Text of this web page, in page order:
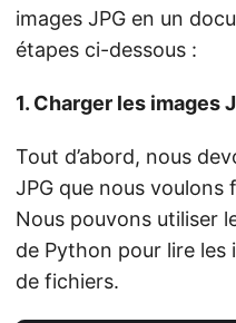
images JPG en un
étapes ci-dessous :
1. Charger les images
Tout d’abord, nous
JPG que nous voulons
Nous pouvons utiliser
de Python pour lire les
de fichiers.